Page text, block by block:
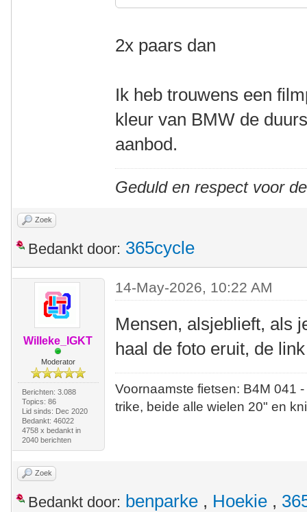
2x paars dan
Ik heb trouwens een
kleur van BMW de
aanbod.
Geduld en respect voor
Zoek
Bedankt door: 365cycle
Willeke_IGKT
Moderator
Berichten: 3.088
Topics: 86
Lid sinds: Dec 2020
Bedankt: 46022
4758 x bedankt in
2040 berichten
14-May-2026, 10:22 AM
Mensen, alsjeblieft, als
haal de foto eruit, de
Voornaamste fietsen: B4M
trike, beide alle wielen 20" en
Zoek
Bedankt door: benparke , Hoekie ,